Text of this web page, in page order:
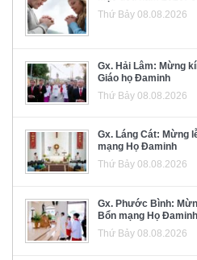
Thứ Bảy 08.08.2026
Gx. Hải Lâm: Mừng
Giáo họ Đaminh
Thứ Bảy 08.08.2026
Gx. Láng Cát: Mừng
mạng Họ Đaminh
Thứ Bảy 08.08.2026
Gx. Phước Bình:
Bổn mạng Họ Đaminh
Thứ Bảy 08.08.2026